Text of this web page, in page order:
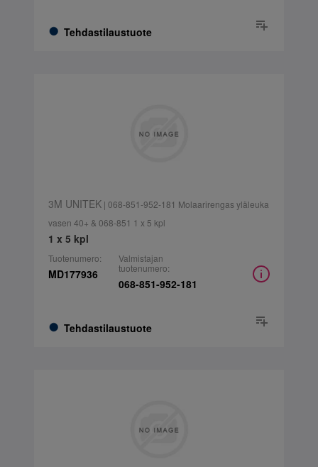
Tehdastilaustuote
3M UNITEK| 068-851-952-181 Molaarirengas yläleuka
vasen 40+ & 068-851 1 x 5 kpl
1 x 5 kpl
Tuotenumero:
MD177936
Tehdastilaustuote
Valmistajan
tuotenumero:
068-851-952-181